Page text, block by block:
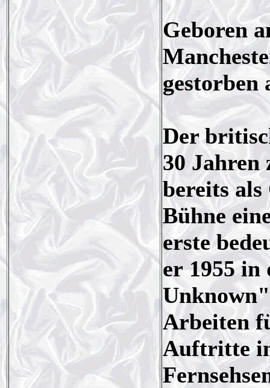
Geboren
gestorben
Der
30 Jahren
bereits
Bühne
erste
er 1955 in
Arbeiten
Auftritte